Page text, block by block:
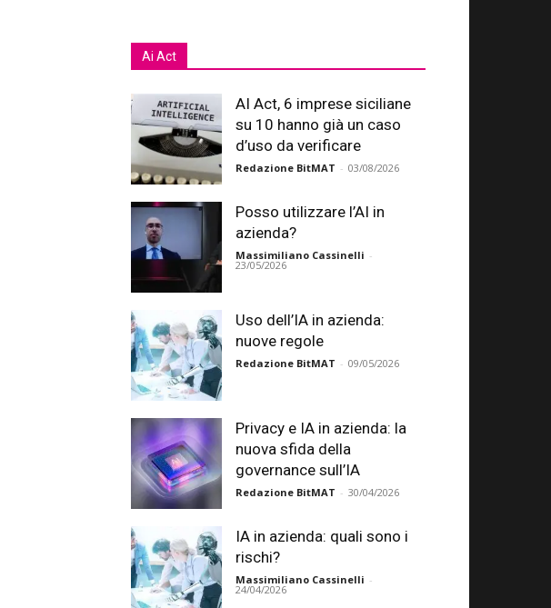
Ai Act
AI Act, 6 imprese siciliane
su 10 hanno già un caso
d’uso da verificare
Redazione BitMAT - 03/08/2026
Posso utilizzare l’AI in
azienda?
Massimiliano Cassinelli -
23/05/2026
Uso dell’IA in azienda:
nuove regole
Redazione BitMAT - 09/05/2026
Privacy e IA in azienda: la
nuova sfida della
governance sull’IA
Redazione BitMAT - 30/04/2026
IA in azienda: quali sono i
rischi?
Massimiliano Cassinelli -
24/04/2026